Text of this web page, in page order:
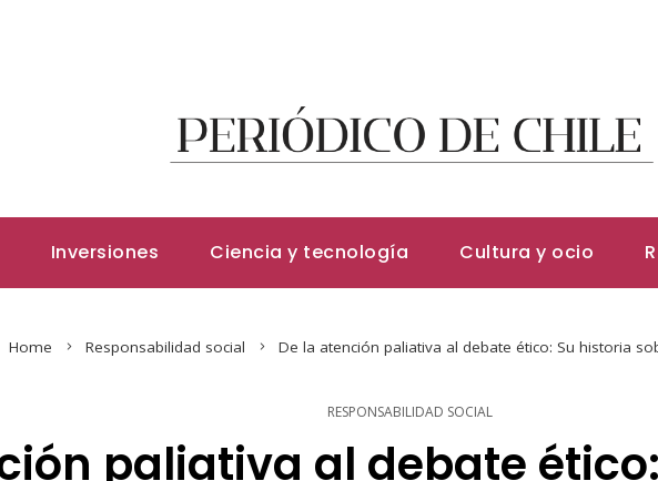
Inversiones Ciencia y tecnología Cultura y ocio
Home Responsabilidad social De la atención paliativa al debate ético: Su historia
RESPONSABILIDAD SOCIAL
paliativa al debate